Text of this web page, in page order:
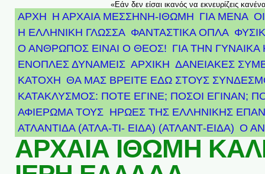
«Εάν δεν είσαι ικανός να εκνευρίζεις
ΑΡΧΗ Η ΑΡΧΑΙΑ ΜΕΣΣΗΝΗ-ΙΘΩΜΗ ΓΙΑ ΜΕΝΑ
Η ΕΛΛΗΝΙΚΗ ΓΛΩΣΣΑ ΦΑΝΤΑΣΤΙΚΑ ΟΠΛΑ
Ο ΑΝΘΡΩΠΟΣ ΕΙΝΑΙ Ο ΘΕΟΣ! ΓΙΑ ΤΗΝ ΓΥΝΑΙΚΑ
ΕΝΟΠΛΕΣ ΔΥΝΑΜΕΙΣ ΑΡΧΙΚΉ ΔΑΝΕΙΑΚΕΣ
ΚΑΤΟΧΗ ΘΑ ΜΑΣ ΒΡΕΙΤΕ ΕΔΩ ΣΤΟΥΣ
ΚΑΤΑΚΛΥΣΜΟΣ: ΠΟΤΕ ΕΓΙΝΕ; ΠΟΣΟΙ ΕΓΙΝΑΝ;
ΑΦΙΈΡΩΜΑ ΤΟΥΣ ΉΡΩΕΣ ΤΗΣ ΕΛΛΗΝΙΚΉΣ
ΑΤΛΑΝΤΊΔΑ (ΑΤΛΑ-ΤΙ- ΕΙΔΑ) (ΑΤΛΑΝΤ-ΕΙΔΑ) Ο
ΑΡΧΑΙΑ ΙΘΩΜΗ